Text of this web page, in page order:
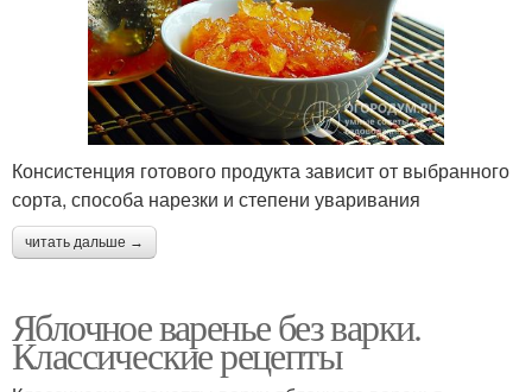
Консистенция готового продукта зависит от выбранного
сорта, способа нарезки и степени уваривания
читать дальше →
Яблочное варенье без варки.
Классические рецепты